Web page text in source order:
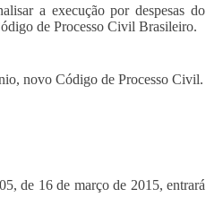
a execução por despesas do
de Processo Civil Brasileiro.
novo Código de Processo Civil.
de 16 de março de 2015, entrará